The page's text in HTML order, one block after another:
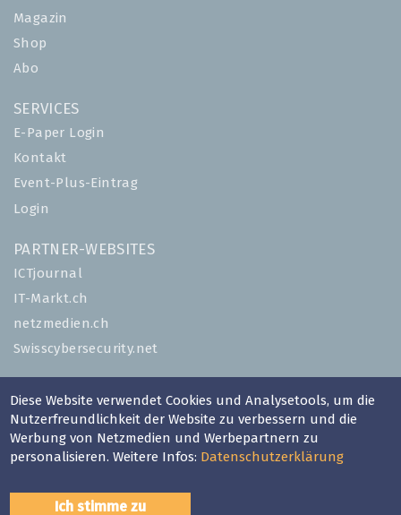
Magazin
Shop
Abo
SERVICES
E-Paper Login
Kontakt
Event-Plus-Eintrag
Login
PARTNER-WEBSITES
ICTjournal
IT-Markt.ch
netzmedien.ch
Swisscybersecurity.net
Impressum
AGB
Nutzungsbestimmungen
Datenschutzerklärung
Diese Website verwendet Cookies und Analysetools, um die
Nutzerfreundlichkeit der Website zu verbessern und die
Werbung von Netzmedien und Werbepartnern zu
personalisieren. Weitere Infos: Datenschutzerklärung
Ich stimme zu